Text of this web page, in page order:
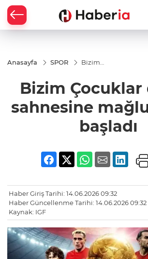
Anasayfa SPOR
Bizim
sahnesine
mağlubiyetle
Bizim Çocuklar
sahnesine
başladı
Haber Giriş Tarihi: 14.06.2026 09:32
Haber Güncellenme Tarihi: 14.06.2026 09:32
Kaynak: IGF